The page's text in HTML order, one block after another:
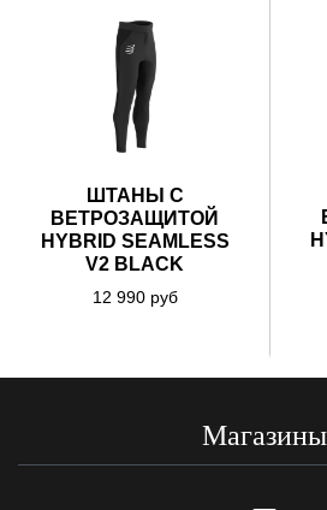
ШТАНЫ С
ВЕТРОЗАЩИТОЙ
HYBRID SEAMLESS
V2 BLACK
12 990 руб
Магазины